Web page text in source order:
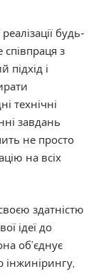
будь-
співпраця з
підхід і
технічні
завдань
не просто
на всіх
здатністю
ідеї до
об’єднує
інжинірингу,